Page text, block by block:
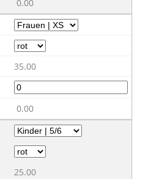
0.00
35.00
0.00
25.00